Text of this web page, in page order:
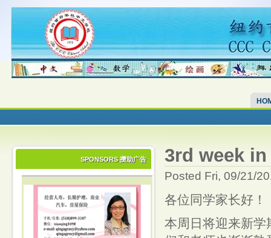
SPONSORS 攒助广告 3rd week
Posted Fri, 09/21/
各位同学家长好！
本周日将迎来新学